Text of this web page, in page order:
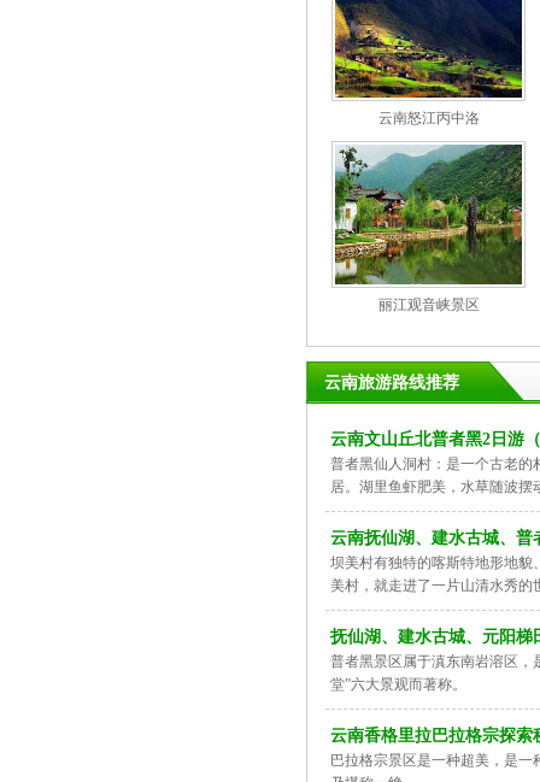
云南怒江丙中洛
丽江观音峡景区
云南旅游路线推荐
云南文山丘北普者黑2日游
普者黑仙人洞村：是一个古老的
居。湖里鱼虾肥美，水草随波摆
云南抚仙湖、建水古城、普
坝美村有独特的喀斯特地形地貌
美村，就走进了一片山清水秀的
抚仙湖、建水古城、元阳梯
普者黑景区属于滇东南岩溶区，
堂”六大景观而著称。
云南香格里拉巴拉格宗探索
巴拉格宗景区是一种超美，是